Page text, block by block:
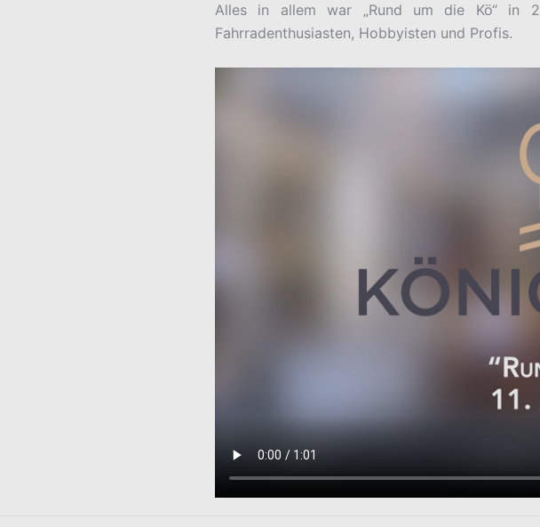
Alles in allem war „Rund um die Kö“ in
Fahrradenthusiasten, Hobbyisten und Profis.